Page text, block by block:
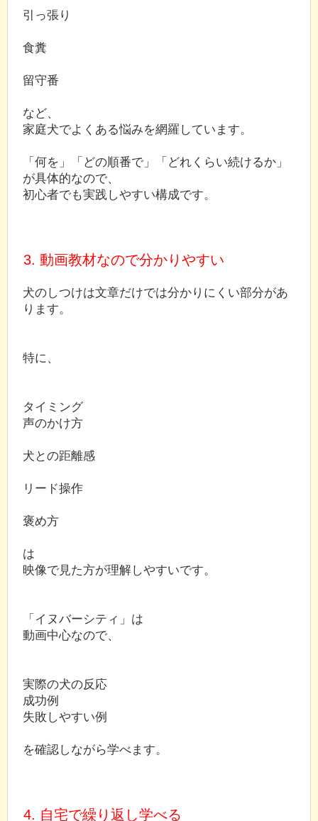
引っ張り
食糞
留守番
など、
家庭犬でよくある悩みを網羅しています。
「何を」「どの順番で」「どれくらい続けるか」
が具体的なので、
初心者でも実践しやすい構成です。
3. 動画教材なので分かりやすい
犬のしつけは文章だけでは分かりにくい部分があ
ります。
特に、
タイミング
声のかけ方
犬との距離感
リード操作
褒め方
は
映像で見た方が理解しやすいです。
「イヌバーシティ」は
動画中心なので、
実際の犬の反応
成功例
失敗しやすい例
を確認しながら学べます。
4. 自宅で繰り返し学べる